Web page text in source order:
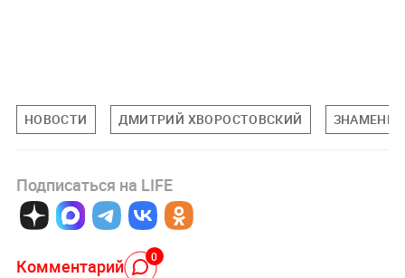
НОВОСТИ ДМИТРИЙ ХВОРОСТОВСКИЙ
Подписаться на LIFE
Комментарий 0